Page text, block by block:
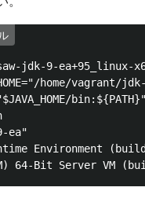
jdk-9-ea+95_linux-
home/vagrant/
bin:${PATH}"
ea"
Environment